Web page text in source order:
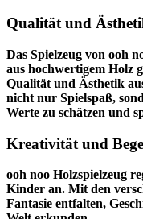
Qualität und
Das Spielzeug von ooh
aus hochwertigem Holz
Qualität und Ästhetik
nicht nur Spielspaß,
Werte zu schätzen und
Kreativität und
ooh noo Holzspielzeug
Kinder an. Mit den
Fantasie entfalten,